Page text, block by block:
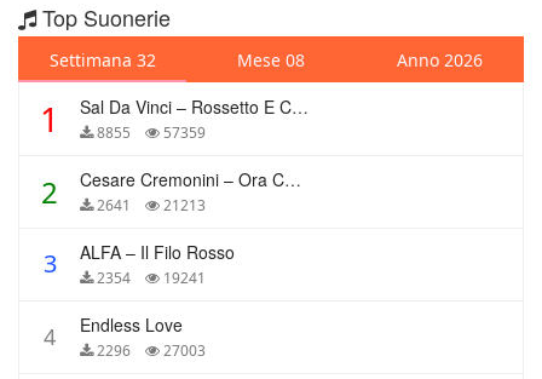
Top Suonerie
Settimana 32 Mese 08 Anno 2026
1 Sal Da Vinci – Rossetto E Caffè
8855 57359
2 Cesare Cremonini – Ora Che Non Ho Più Te
2641 21213
3 ALFA – Il Filo Rosso
2354 19241
4 Endless Love
2296 27003